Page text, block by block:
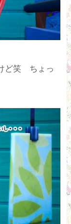
ど笑 ちょっ